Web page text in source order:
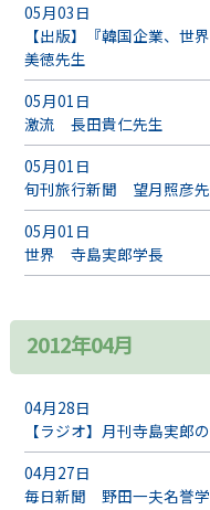
05月03日
【出版】『韓国企業、世
美徳先生
05月01日
激流 長田貴仁先生
05月01日
旬刊旅行新聞 望月照彦
05月01日
世界 寺島実郎学長
2012年04月
04月28日
【ラジオ】月刊寺島実
04月27日
毎日新聞 野田一夫名誉